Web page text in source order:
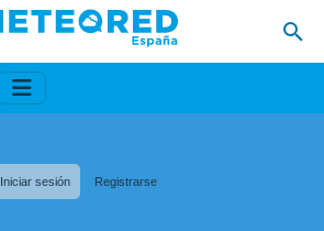
Iniciar sesión Registrarse